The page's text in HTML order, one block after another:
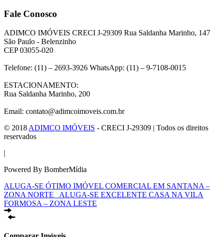
Fale Conosco
ADIMCO IMÓVEIS CRECI J-29309 Rua Saldanha Marinho, 147
São Paulo - Belenzinho
CEP 03055-020
Telefone: (11) – 2693-3926 WhatsApp: (11) – 9-7108-0015
ESTACIONAMENTO:
Rua Saldanha Marinho, 200
Email: contato@adimcoimoveis.com.br
© 2018 ADIMCO IMÓVEIS - CRECI J-29309 | Todos os direitos
reservados
|
Powered By BomberMídia
ALUGA-SE ÓTIMO IMÓVEL COMERCIAL EM SANTANA –
ZONA NORTE
ALUGA-SE EXCELENTE CASA NA VILA
FORMOSA – ZONA LESTE